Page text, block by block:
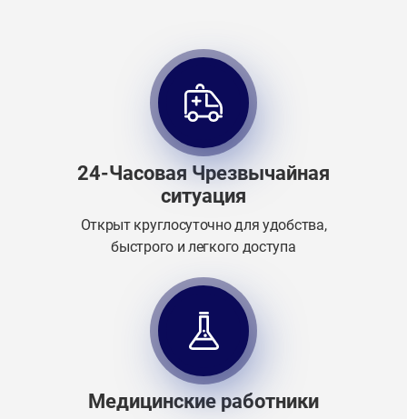
24-Часовая Чрезвычайная
ситуация
Открыт круглосуточно для удобства,
быстрого и легкого доступа
Медицинские работники